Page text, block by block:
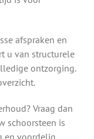
afspraken en
u van structurele
ontzorging.
Vraag dan
schoorsteen is
en voordelig.